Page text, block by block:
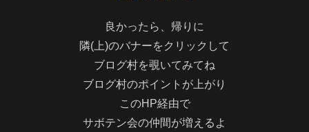
良かったら、帰りに
隣(上)のバナーをクリックして
ブログ村を覗いてみてね
ブログ村のポイントが上がり
このHP経由で
サボテン会の仲間が増えるよ